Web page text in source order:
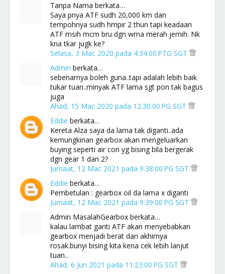
Tanpa Nama berkata…
Saya pnya ATF sudh 20,000 km dan
tempohnya sudh hmpir 2 thun tapi keadaan
ATF msih mcm bru dgn wrna merah jernih. Nk
kna tkar jugk ke?
Selasa, 3 Mac 2020 pada 4:34:00 PTG SGT
Admin berkata…
sebenarnya boleh guna..tapi adalah lebih baik
tukar tuan..minyak ATF lama sgt pon tak bagus
juga
Ahad, 15 Mac 2020 pada 12:30:00 PG SGT
Eddie berkata…
Kereta Alza saya da lama tak diganti..ada
kemungkinan gearbox akan mengeluarkan
buying seperti air con yg bising bila bergerak
dgn gear 1 dan 2?
Jumaat, 12 Mac 2021 pada 9:38:00 PG SGT
Eddie berkata…
Pembetulan : gearbox oil da lama x diganti
Jumaat, 12 Mac 2021 pada 9:39:00 PG SGT
Admin MasalahGearbox berkata…
kalau lambat ganti ATF akan menyebabkan
gearbox menjadi berat dan akhirnya
rosak.bunyi bising kita kena cek lebih lanjut
tuan..
Ahad, 6 Jun 2021 pada 11:23:00 PG SGT